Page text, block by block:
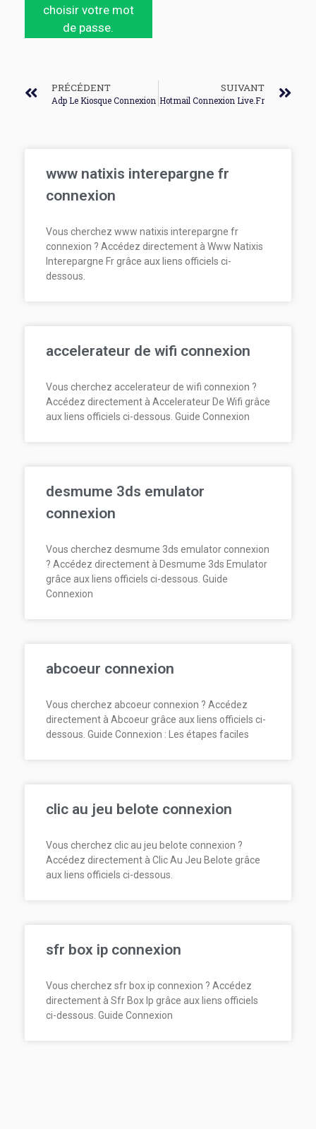
choisir votre mot
de passe.
PRÉCÉDENT
Adp Le Kiosque Connexion
SUIVANT
Hotmail Connexion Live.Fr
www natixis interepargne fr
connexion
Vous cherchez www natixis interepargne fr
connexion ? Accédez directement à Www Natixis
Interepargne Fr grâce aux liens officiels ci-
dessous.
accelerateur de wifi connexion
Vous cherchez accelerateur de wifi connexion ?
Accédez directement à Accelerateur De Wifi grâce
aux liens officiels ci-dessous. Guide Connexion
desmume 3ds emulator
connexion
Vous cherchez desmume 3ds emulator connexion
? Accédez directement à Desmume 3ds Emulator
grâce aux liens officiels ci-dessous. Guide
Connexion
abcoeur connexion
Vous cherchez abcoeur connexion ? Accédez
directement à Abcoeur grâce aux liens officiels ci-
dessous. Guide Connexion : Les étapes faciles
clic au jeu belote connexion
Vous cherchez clic au jeu belote connexion ?
Accédez directement à Clic Au Jeu Belote grâce
aux liens officiels ci-dessous.
sfr box ip connexion
Vous cherchez sfr box ip connexion ? Accédez
directement à Sfr Box Ip grâce aux liens officiels
ci-dessous. Guide Connexion